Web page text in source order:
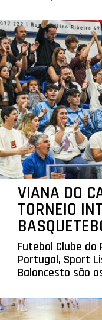
VIANA DO
TORNEIO
Futebol Clube
Portugal, Sport
Baloncesto são